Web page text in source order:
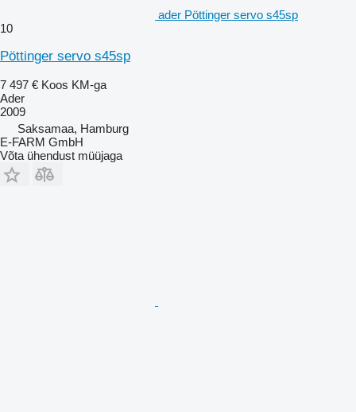
ader Pöttinger servo s45sp
10
Pöttinger servo s45sp
7 497 € Koos KM-ga
Ader
2009
Saksamaa, Hamburg
E-FARM GmbH
Võta ühendust müüjaga